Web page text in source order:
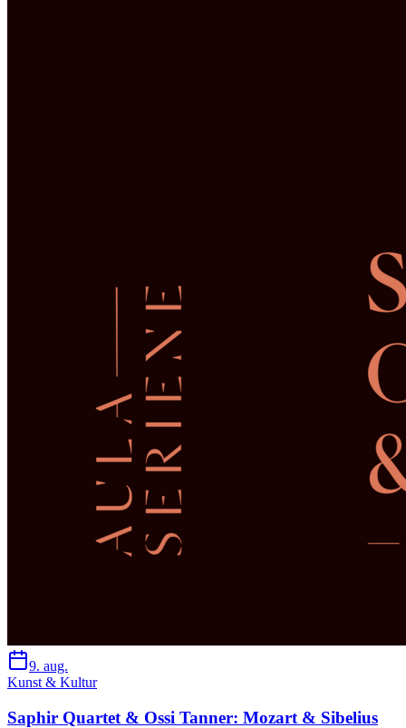
9. aug.
Kunst & Kultur
Saphir Quartet & Ossi Tanner: Mozart & Sibelius